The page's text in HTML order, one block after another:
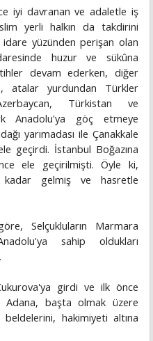
iyi davranan ve adaletle iş
yerli halkın da takdirini
idare yüzünden perişan olan
huzur ve sükûna
devam ederken, diğer
atalar yurdundan Türkler
Türkistan ve
Anadolu'ya göç etmeye
yarımadası ile Çanakkale
geçirdi. İstanbul Boğazına
ele geçirilmişti. Öyle ki,
kadar gelmiş ve hasretle
Selçukluların Marmara
sahip oldukları
girdi ve ilk önce
başta olmak üzere
hakimiyeti altına